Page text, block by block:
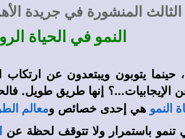
المنشورة في جريدة الأهرام -
النمو في الحياة
يتوبون ويبتعدون عن
الإيجابيات...؟ إنها طريق طويل.
النمو هي إحدى خصائص ومعالم
تنمو باستمرار ولا تتوقف لحظة عن